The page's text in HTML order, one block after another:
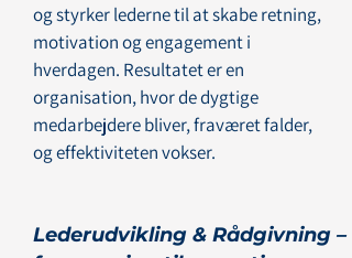
og styrker lederne til at skabe retning,
motivation og engagement i
hverdagen. Resultatet er en
organisation, hvor de dygtige
medarbejdere bliver, fraværet falder,
og effektiviteten vokser.
Lederudvikling & Rådgivning –